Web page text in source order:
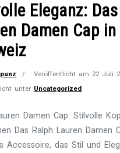
Eleganz:
Damen Cap
Veröffentlicht am 22 Juli
unter Uncategorized
Damen Cap: Stilvolle
Das Ralph Lauren Damen
Accessoire, das Stil und